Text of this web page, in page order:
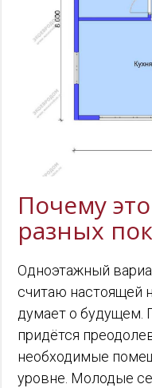
Почему
разных
Одноэтажный
считаю настоящей
думает о будущем.
придётся
необходимые
уровне. Молодые